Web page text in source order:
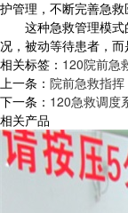
护管理，不断完善急救
这种急救管理模式
况，被动等待患者，而
相关标签： 120院前急
上一条： 院前急救指
下一条： 120急救调度
相关产品